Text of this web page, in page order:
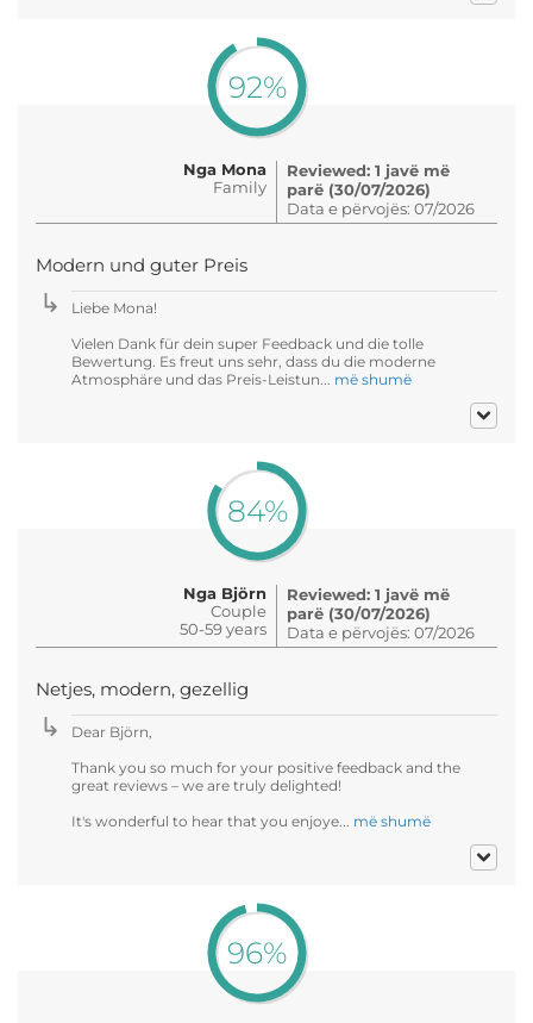
92%
Nga Mona
Family
Reviewed: 1 javë më
parë (30/07/2026)
Data e përvojës: 07/2026
Modern und guter Preis
Liebe Mona!
Vielen Dank für dein super Feedback und die tolle
Bewertung. Es freut uns sehr, dass du die moderne
Atmosphäre und das Preis-Leistun... më shumë
84%
Nga Björn
Couple
50-59 years
Reviewed: 1 javë më
parë (30/07/2026)
Data e përvojës: 07/2026
Netjes, modern, gezellig
Dear Björn,
Thank you so much for your positive feedback and the
great reviews – we are truly delighted!
It's wonderful to hear that you enjoye... më shumë
96%